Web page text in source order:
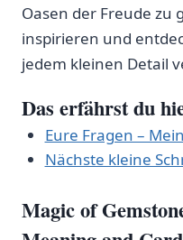
Oasen der ⁣Freude zu
inspirieren und
jedem kleinen ​Detail
Das⁢ erfährst ⁣du
Eure Fragen –
Nächste kleine
Magic of